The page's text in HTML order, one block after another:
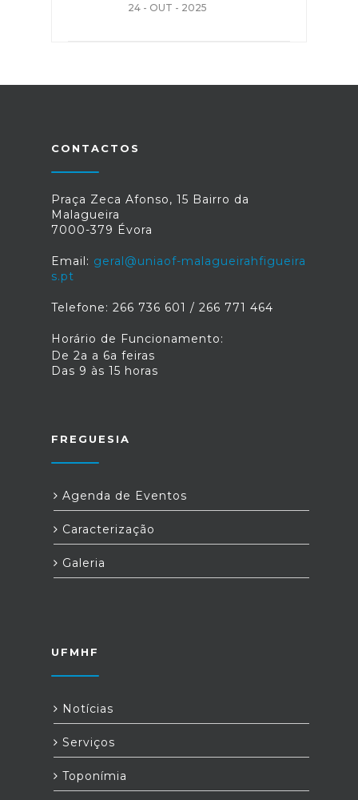
24 - OUT - 2025
CONTACTOS
Praça Zeca Afonso, 15 Bairro da
Malagueira
7000-379 Évora
Email: geral@uniaof-malagueirahfigueira
s.pt
Telefone: 266 736 601 / 266 771 464
Horário de Funcionamento:
De 2a a 6a feiras
Das 9 às 15 horas
FREGUESIA
Agenda de Eventos
Caracterização
Galeria
UFMHF
Notícias
Serviços
Toponímia